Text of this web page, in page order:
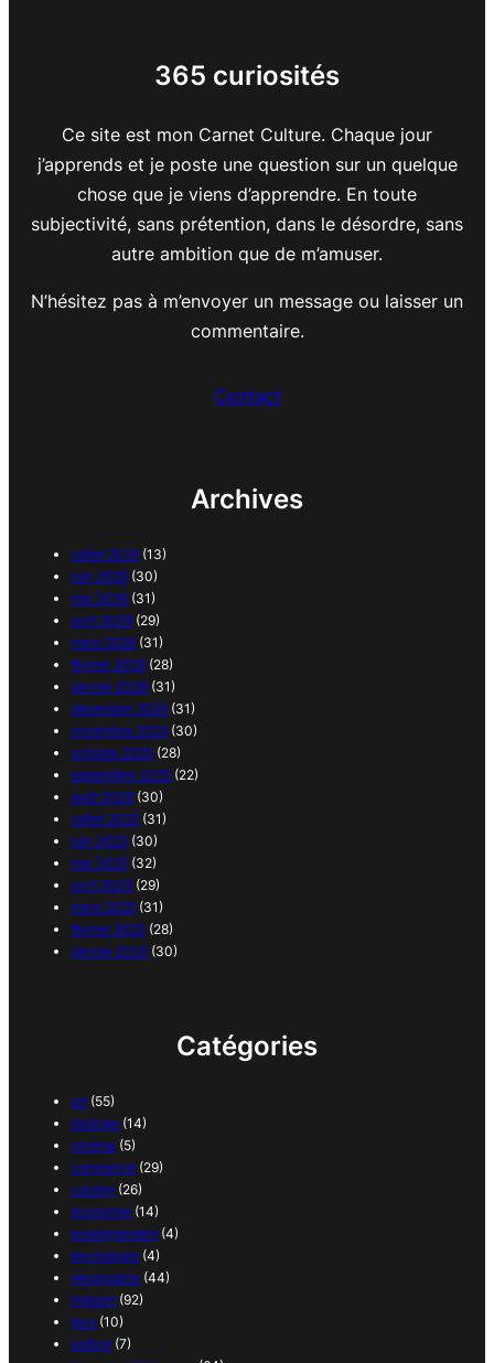
365 curiosités
Ce site est mon Carnet Culture. Chaque jour
j’apprends et je poste une question sur un quelque
chose que je viens d’apprendre. En toute
subjectivité, sans prétention, dans le désordre, sans
autre ambition que de m’amuser.
N’hésitez pas à m’envoyer un message ou laisser un
commentaire.
Contact
Archives
juillet 2026 (13)
juin 2026 (30)
mai 2026 (31)
avril 2026 (29)
mars 2026 (31)
février 2026 (28)
janvier 2026 (31)
décembre 2025 (31)
novembre 2025 (30)
octobre 2025 (28)
septembre 2025 (22)
août 2025 (30)
juillet 2025 (31)
juin 2025 (30)
mai 2025 (32)
avril 2025 (29)
mars 2025 (31)
février 2025 (28)
janvier 2025 (30)
Catégories
art (55)
biologie (14)
cinéma (5)
commerce (29)
cuisine (26)
économie (14)
enseignement (4)
étymologie (4)
géographie (44)
histoire (92)
jeux (10)
justice (7)